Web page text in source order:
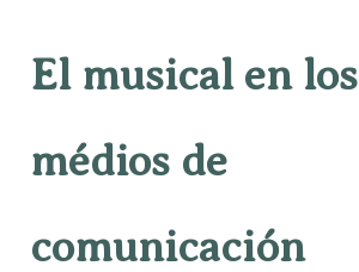
El musical en los
médios de
comunicación